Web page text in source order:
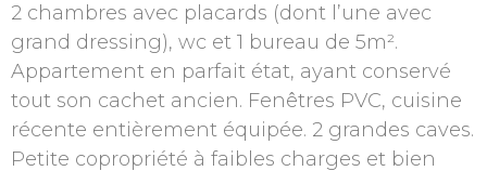
2 chambres avec placards (dont l’une avec
grand dressing), wc et 1 bureau de 5m².
Appartement en parfait état, ayant conservé
tout son cachet ancien. Fenêtres PVC, cuisine
récente entièrement équipée. 2 grandes caves.
Petite copropriété à faibles charges et bien